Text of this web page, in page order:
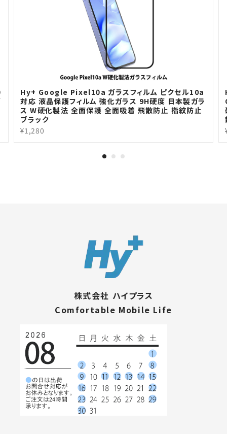
Hy+ Google Pixel10a ガラスフィルム ピクセル10a
対応 液晶保護フィルム 強化ガラス 9H硬度 日本製ガラ
ス W硬化製法 全面保護 全面吸着 飛散防止 指紋防止
ブラック
¥1,280
株式会社 ハイプラス
Comfortable Mobile Life